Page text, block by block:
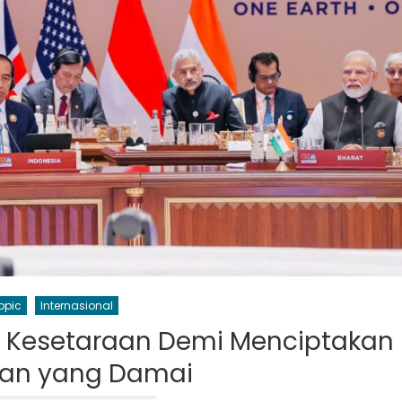
Internasional
Demi Menciptakan
yang Damai